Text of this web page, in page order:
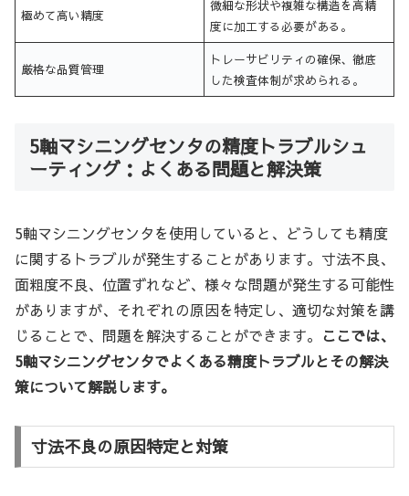
極めて高い精度
微細な形状や複雑な構造を高精
度に加工する必要がある。
厳格な品質管理
トレーサビリティの確保、徹底
した検査体制が求められる。
5軸マシニングセンタの精度トラブルシュ
ーティング：よくある問題と解決策
5軸マシニングセンタを使用していると、どうしても精度
に関するトラブルが発生することがあります。寸法不良、
面粗度不良、位置ずれなど、様々な問題が発生する可能性
がありますが、それぞれの原因を特定し、適切な対策を講
じることで、問題を解決することができます。 ここでは、
5軸マシニングセンタでよくある精度トラブルとその解決
策について解説します。
寸法不良の原因特定と対策